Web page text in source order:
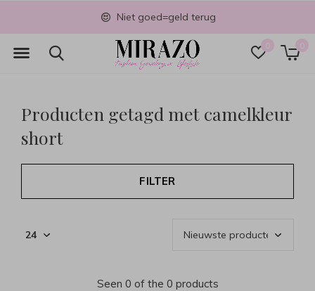
0 0
Niet goed=geld terug
Producten getagd met camelkleur
short
FILTER
Seen 0 of the 0 products